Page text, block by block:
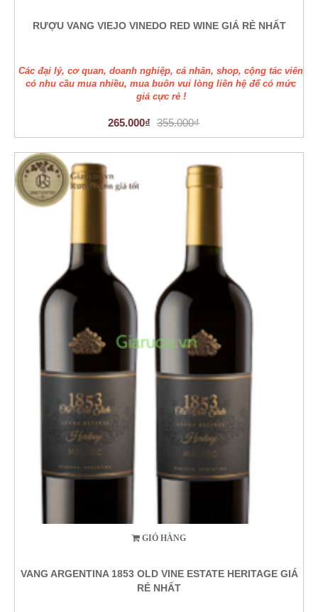
RƯỢU VANG VIEJO VINEDO RED WINE GIÁ RẺ NHẤT
Các đại lý, cơ quan, doanh nghiệp, cá nhân, shop, cộng tác viên
có nhu cầu mua nhiều, mua buôn vui lòng liên hệ để có mức
giá cực rẻ !
265.000₫ 355.000₫
GIỎ HÀNG
VANG ARGENTINA 1853 OLD VINE ESTATE HERITAGE GIÁ
RẺ NHẤT